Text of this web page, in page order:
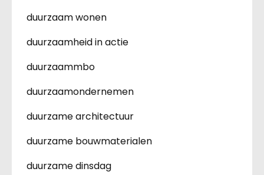
duurzaam wonen
duurzaamheid in actie
duurzaammbo
duurzaamondernemen
duurzame architectuur
duurzame bouwmaterialen
duurzame dinsdag